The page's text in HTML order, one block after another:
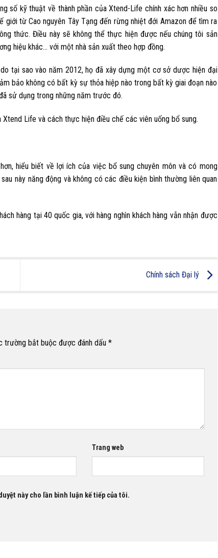
kỹ thuật về thành phần của Xtend-Life chính xác hơn nhiều so
giới từ Cao nguyên Tây Tạng đến rừng nhiệt đới Amazon để tìm ra
thức. Điều này sẽ không thể thực hiện được nếu chúng tôi sản
hiệu khác… với một nhà sản xuất theo hợp đồng.
tại sao vào năm 2012, họ đã xây dựng một cơ sở dược hiện đại
bảo không có bất kỳ sự thỏa hiệp nào trong bất kỳ giai đoạn nào
sử dụng trong những năm trước đó.
Life và cách thực hiện điều chế các viên uống bổ sung.
hiểu biết về lợi ích của việc bổ sung chuyên môn và có mong
này năng động và không có các điều kiện bình thường liên quan
hàng tại 40 quốc gia, với hàng nghìn khách hàng vẫn nhận được
Chính sách Đại lý
trường bắt buộc được đánh dấu *
Trang web
này cho lần bình luận kế tiếp của tôi.